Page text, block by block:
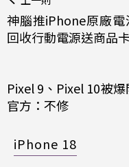
神腦推iPhone原廠
回收行動電源送商品卡
Pixel 9、Pixel 10被
官方：不修
iPhone 18